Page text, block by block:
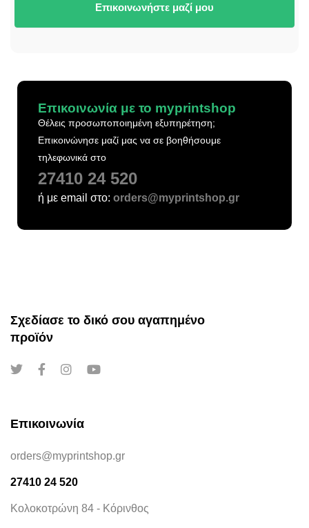
Επικοινωνήστε μαζί μου
Επικοινωνία με το myprintshop
Θέλεις προσωποποιημένη εξυπηρέτηση;
Επικοινώνησε μαζί μας να σε βοηθήσουμε
τηλεφωνικά στο
27410 24 520
ή με email στο: orders@myprintshop.gr
Σχεδίασε το δικό σου αγαπημένο
προϊόν
Επικοινωνία
orders@myprintshop.gr
27410 24 520
Κολοκοτρώνη 84 - Κόρινθος